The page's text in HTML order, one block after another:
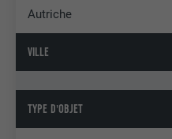
Autriche
VILLE
TYPE D'OBJET